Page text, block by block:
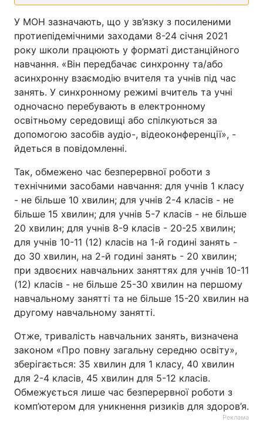
У МОН зазначають, що у зв’язку з посиленими
протиепідемічними заходами 8-24 січня 2021
року школи працюють у форматі дистанційного
навчання. «Він передбачає синхронну та/або
асинхронну взаємодію вчителя та учнів під час
занять. У синхронному режимі вчитель та учні
одночасно перебувають в електронному
освітньому середовищі або спілкуються за
допомогою засобів аудіо-, відеоконференції», -
йдеться в повідомленні.
Так, обмежено час безперервної роботи з
технічними засобами навчання: для учнів 1 класу
- не більше 10 хвилин; для учнів 2-4 класів - не
більше 15 хвилин; для учнів 5-7 класів - не більше
20 хвилин; для учнів 8-9 класів - 20-25 хвилин;
для учнів 10-11 (12) класів на 1-й годині занять -
до 30 хвилин, на 2-й годині занять - 20 хвилин;
при здвоєних навчальних заняттях для учнів 10-11
(12) класів - не більше 25-30 хвилин на першому
навчальному занятті та не більше 15-20 хвилин на
другому навчальному занятті.
Отже, тривалість навчальних занять, визначена
законом «Про повну загальну середню освіту»,
зберігається: 35 хвилин для 1 класу, 40 хвилин
для 2-4 класів, 45 хвилин для 5-12 класів.
Обмежується лише час безперервної роботи з
комп’ютером для уникнення ризиків для здоров’я.
Реклама